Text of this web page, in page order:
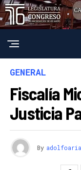
GENERAL
Fiscalía
Justicia
By